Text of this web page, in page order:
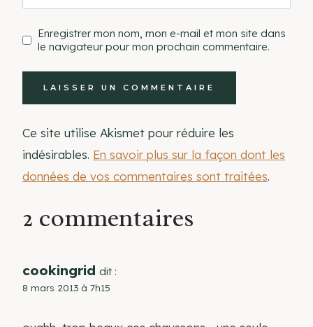
Enregistrer mon nom, mon e-mail et mon site dans
le navigateur pour mon prochain commentaire.
Ce site utilise Akismet pour réduire les
indésirables. En savoir plus sur la façon dont les
données de vos commentaires sont traitées.
2 commentaires
cookingrid dit :
8 mars 2013 à 7h15